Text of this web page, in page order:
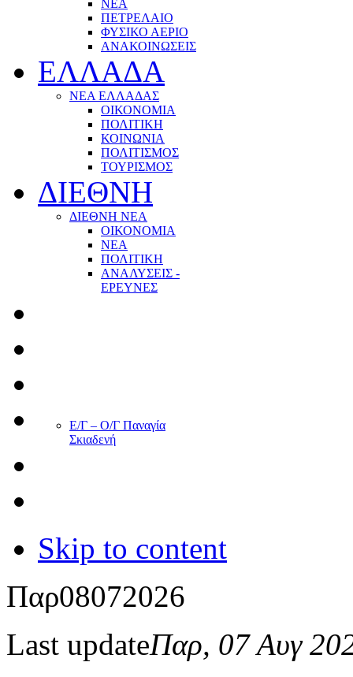
ΝΕΑ
ΠΕΤΡΕΛΑΙΟ
ΦΥΣΙΚΟ ΑΕΡΙΟ
ΑΝΑΚΟΙΝΩΣΕΙΣ
ΕΛΛΑΔΑ
ΝΕΑ ΕΛΛΑΔΑΣ
ΟΙΚΟΝΟΜΙΑ
ΠΟΛΙΤΙΚΗ
ΚΟΙΝΩΝΙΑ
ΠΟΛΙΤΙΣΜΟΣ
ΤΟΥΡΙΣΜΟΣ
ΔΙΕΘΝΗ
ΔΙΕΘΝΗ ΝΕΑ
ΟΙΚΟΝΟΜΙΑ
ΝΕΑ
ΠΟΛΙΤΙΚΗ
ΑΝΑΛΥΣΕΙΣ -
ΕΡΕΥΝΕΣ
Ε/Γ – Ο/Γ Παναγία
Σκιαδενή
Skip to content
Παρ08072026
Last updateΠαρ, 07 Αυγ